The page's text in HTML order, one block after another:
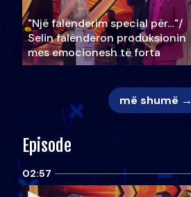
"Një falenderim special për…"/
Selin falënderon produksionin
mes emocionesh të forta
më shumë →
Episode
02:57